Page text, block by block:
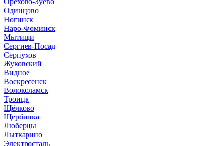
Одинцово
Ногинск
Наро-Фоминск
Мытищи
Сергиев-Посад
Серпухов
Жуковский
Видное
Воскресенск
Волоколамск
Троицк
Щёлково
Щербинка
Люберцы
Лыткарино
Электросталь